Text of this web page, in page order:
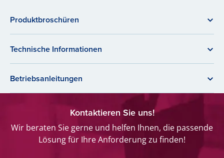
Produktbroschüren
Technische Informationen
Betriebsanleitungen
Kontaktieren Sie uns!
Wir beraten Sie gerne und helfen Ihnen, die passende
Lösung für Ihre Anforderung zu finden!